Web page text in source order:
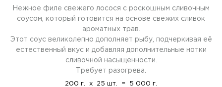
Нежное филе свежего лосося с роскошным сливочным
соусом, который готовится на основе свежих сливок
ароматных трав.
Этот соус великолепно дополняет рыбу, подчеркивая её
естественный вкус и добавляя дополнительные нотки
сливочной насыщенности.
Требует разогрева.
200 г. x 25 шт. = 5 000 г.